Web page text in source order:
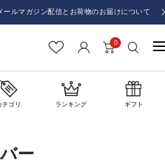
ールマガジン配信とお荷物のお届けについて
0
ナ
テゴリ ランキング ギフト
ー